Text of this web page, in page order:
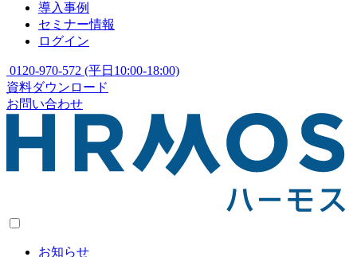
導入事例
セミナー情報
ログイン
0120-970-572 (平日10:00-18:00)
資料ダウンロード
お問い合わせ
お知らせ